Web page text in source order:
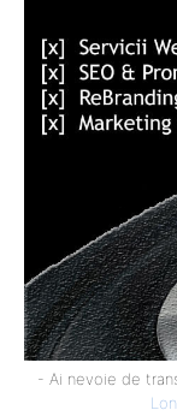
- Ai nevoie de